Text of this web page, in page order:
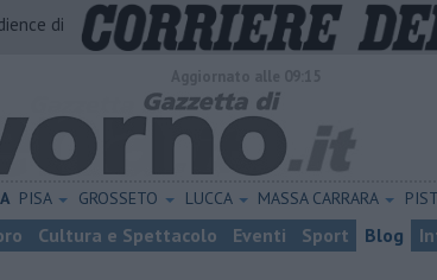
di
PISA GROSSETO LUCCA MASSA CARRARA
Cultura e Spettacolo Eventi Sport Blog